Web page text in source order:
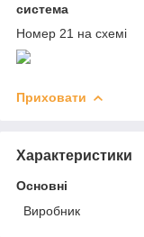
система
Номер 21 на схемі
Приховати
Характеристики
Основні
Виробник